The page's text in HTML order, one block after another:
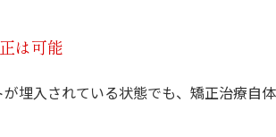
は可能
埋入されている状態でも、矯正治療自体